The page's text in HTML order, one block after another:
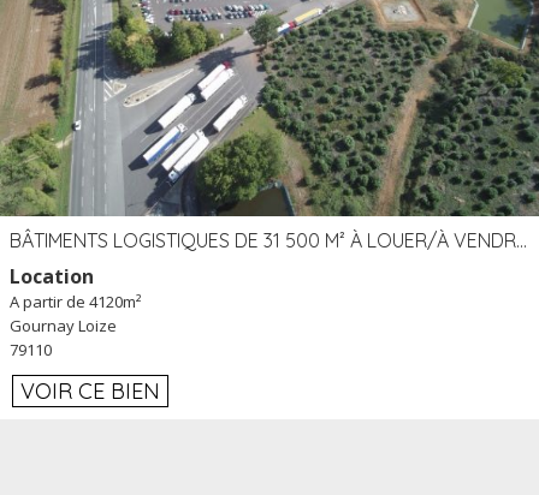
BÂTIMENTS LOGISTIQUES DE 31 500 M² À LOUER/À VENDRE SUR UN SITE DE 17 HA (79)
Location
A partir de 4120m²
Gournay Loize
79110
VOIR CE BIEN